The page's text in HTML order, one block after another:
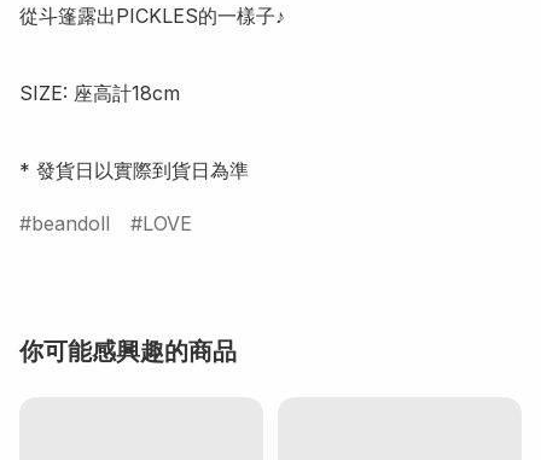
從斗篷露出PICKLES的一樣子♪
SIZE: 座高計18cm
* 發貨日以實際到貨日為準
beandoll LOVE
你可能感興趣的商品